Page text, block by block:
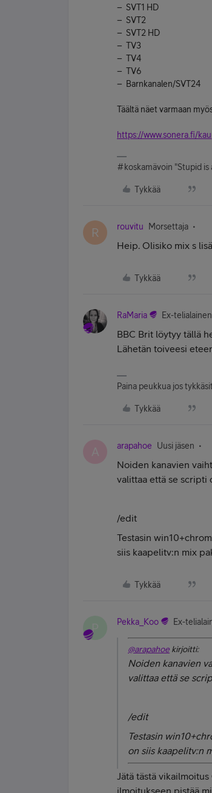
– SVT1 HD
– SVT2
– SVT2 HD
– TV3
– TV4
– TV6
– Barnkanalen/SVT24
Täältä näet varmaan
https://www.sonera.fi/
#koskamävoin "Stupid is
Tykkää
R rouvitu Morsettaja
Heip. Olisiko mix s
Tykkää
RaMaria Ex-telialainen
BBC Brit löytyy tällä
Lähetän toiveesi
Paina peukkua jos
Tykkää
A arapahoe Uusi jäsen
Noiden kanavien
valittaa että se scripti
/edit
Testasin
siis kaapelitv:n mix
Tykkää
P Pekka_Koo Ex-
@arapahoe kirjoitti:
Noiden kanavien
valittaa että se
/edit
Testasin
on siis kaapelitv:n
Jätä tästä
ilmoitukseen pistää